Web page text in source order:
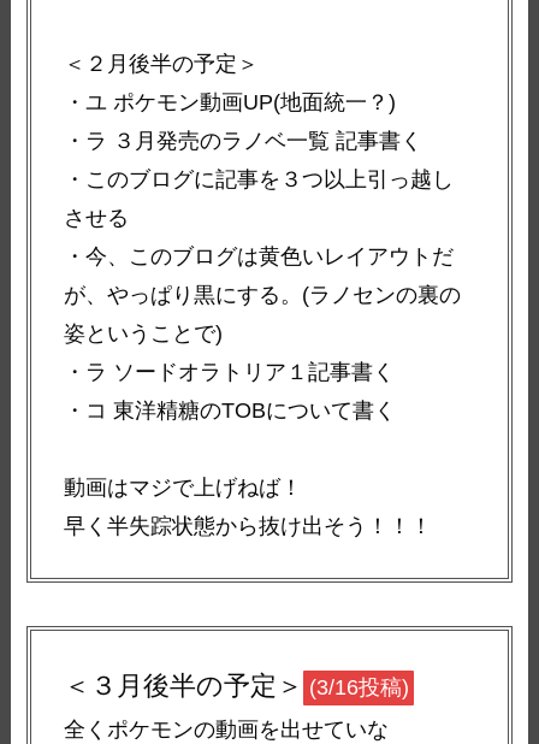
＜２月後半の予定＞
・ユ ポケモン動画UP(地面統一？)
・ラ ３月発売のラノベ一覧 記事書く
・このブログに記事を３つ以上引っ越し
させる
・今、このブログは黄色いレイアウトだ
が、やっぱり黒にする。(ラノセンの裏の
姿ということで)
・ラ ソードオラトリア１記事書く
・コ 東洋精糖のTOBについて書く
動画はマジで上げねば！
早く半失踪状態から抜け出そう！！！
＜３月後半の予定＞ (3/16投稿)
全くポケモンの動画を出せていな